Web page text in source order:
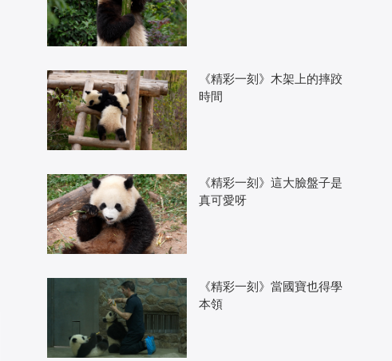
《精彩一刻》木架上的摔跤
時間
《精彩一刻》這大臉盤子是
真可愛呀
《精彩一刻》當國寶也得學
本領